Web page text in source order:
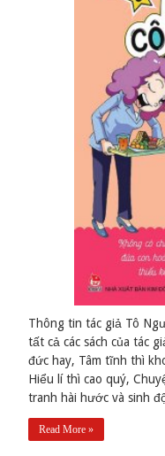
Thông tin tác giả Tô
tất cả các sách của tác
đức hay, Tâm tĩnh thì
Hiểu lí thì cao quý,
tranh hài hước và sinh
Read More »